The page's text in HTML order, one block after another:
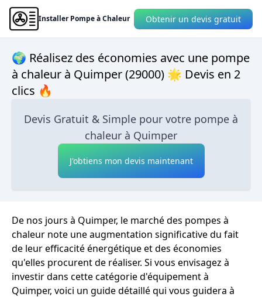
Installer Pompe à Chaleur Obtenir un devis gratuit
🌍 Réalisez des économies avec une pompe
à chaleur à Quimper (29000) 🌟 Devis en 2
clics 🔥
Devis Gratuit & Simple pour votre pompe à
chaleur à Quimper
J'obtiens mon devis maintenant
De nos jours à Quimper, le marché des pompes à
chaleur note une augmentation significative du fait
de leur efficacité énergétique et des économies
qu'elles procurent de réaliser. Si vous envisagez à
investir dans cette catégorie d'équipement à
Quimper, voici un guide détaillé qui vous guidera à